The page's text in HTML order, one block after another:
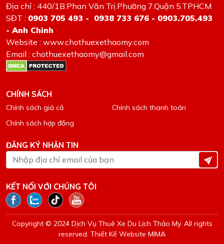
Địa chỉ : 440/1B.Phan Văn Trị.Phường 7.Quận 5.TPHCM
SĐT : 0903 705 493 - 0938 733 676 - 0903.705.493
- Anh Chinh
Website : www.chothuexethaomy.com
Email : chothuexethaomy@gmail.com
CHÍNH SÁCH
Chính sách giá cả
Chính sách thanh toán
Chính sách hợp đồng
ĐĂNG KÝ NHẬN TIN
KẾT NỐI VỚI CHÚNG TÔI
Copyright © 2024 Dịch Vụ Thuê Xe Du Lịch Thảo My. All rights
reserved. Thiết Kế Website MIMA